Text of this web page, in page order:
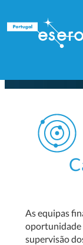
As equipas
oportunidade
supervisão